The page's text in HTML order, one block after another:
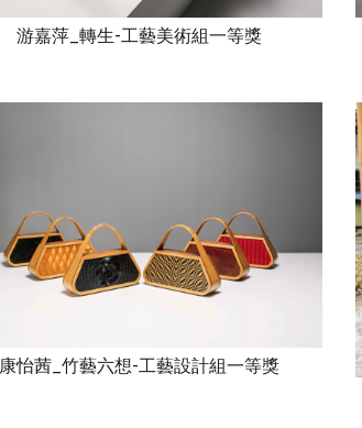
游嘉萍_轉生-工藝美術組一等獎
康怡茜_竹藝六想-工藝設計組一等獎